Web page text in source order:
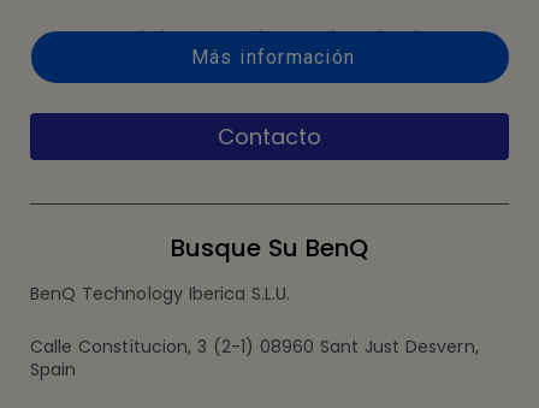
Más información
Servicio de asistencia técnica
Contacto
Busque Su BenQ
BenQ Technology Iberica S.L.U.
Calle Constitucion, 3 (2-1) 08960 Sant Just Desvern,
Spain